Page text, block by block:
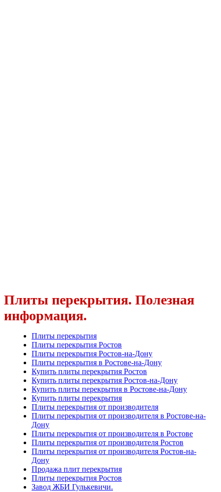
Плиты перекрытия. Полезная
информация.
Плиты перекрытия
Плиты перекрытия Ростов
Плиты перекрытия Ростов-на-Дону
Плиты перекрытия в Ростове-на-Дону
Купить плиты перекрытия Ростов
Купить плиты перекрытия Ростов-на-Дону
Купить плиты перекрытия в Ростове-на-Дону
Купить плиты перекрытия
Плиты перекрытия от производителя
Плиты перекрытия от производителя в Ростове-на-
Дону
Плиты перекрытия от производителя в Ростове
Плиты перекрытия от производителя Ростов
Плиты перекрытия от производителя Ростов-на-
Дону
Продажа плит перекрытия
Плиты перекрытия Ростов
Завод ЖБИ Гулькевичи.